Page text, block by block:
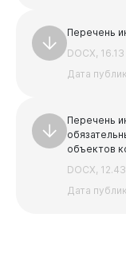
Перечень
DOCX,
Дата
Перечень
объектов
DOCX,
Дата